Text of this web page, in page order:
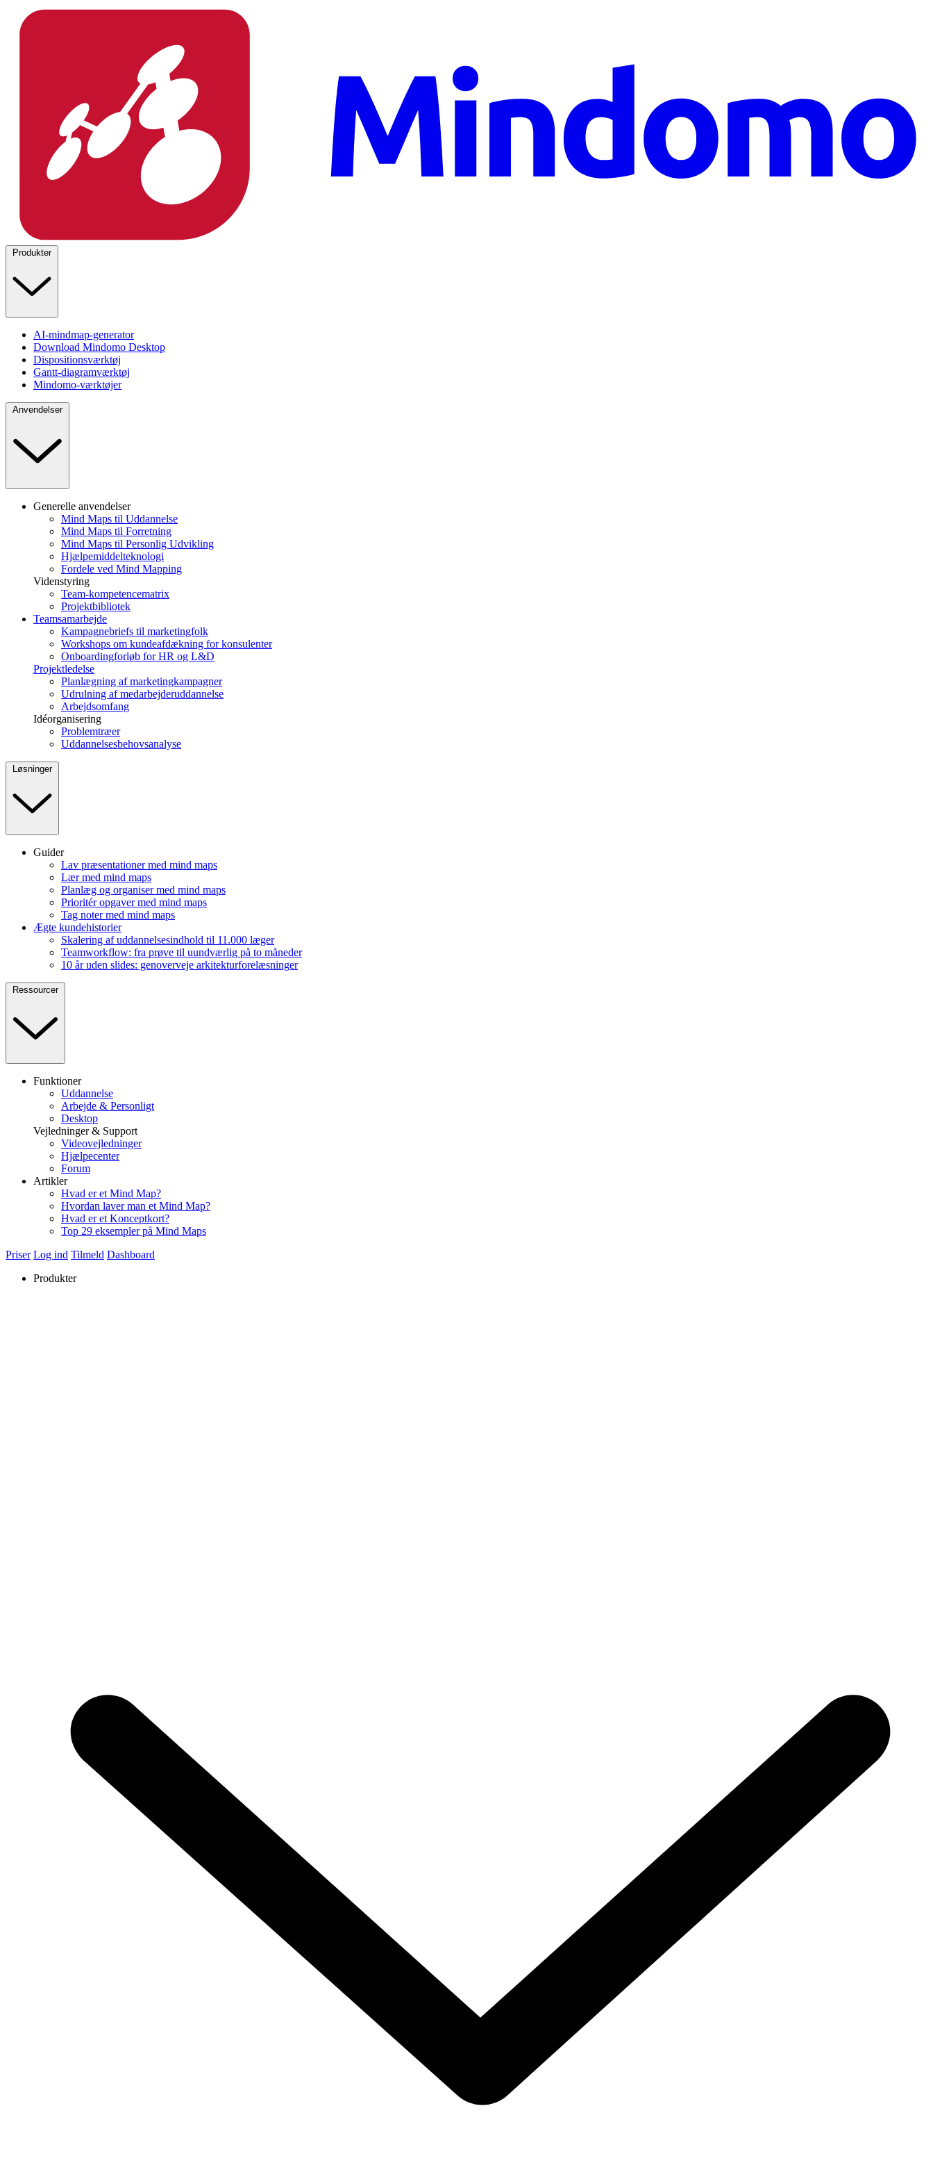
Produkter
AI-mindmap-generator
Download Mindomo Desktop
Dispositionsværktøj
Gantt-diagramværktøj
Mindomo-værktøjer
Anvendelser
Generelle anvendelser
Mind Maps til Uddannelse
Mind Maps til Forretning
Mind Maps til Personlig Udvikling
Hjælpemiddelteknologi
Fordele ved Mind Mapping
Videnstyring
Team-kompetencematrix
Projektbibliotek
Teamsamarbejde
Kampagnebriefs til marketingfolk
Workshops om kundeafdækning for konsulenter
Onboardingforløb for HR og L&D
Projektledelse
Planlægning af marketingkampagner
Udrulning af medarbejderuddannelse
Arbejdsomfang
Idéorganisering
Problemtræer
Uddannelsesbehovsanalyse
Løsninger
Guider
Lav præsentationer med mind maps
Lær med mind maps
Planlæg og organiser med mind maps
Prioritér opgaver med mind maps
Tag noter med mind maps
Ægte kundehistorier
Skalering af uddannelsesindhold til 11.000 læger
Teamworkflow: fra prøve til uundværlig på to måneder
10 år uden slides: genoverveje arkitekturforelæsninger
Ressourcer
Funktioner
Uddannelse
Arbejde & Personligt
Desktop
Vejledninger & Support
Videovejledninger
Hjælpecenter
Forum
Artikler
Hvad er et Mind Map?
Hvordan laver man et Mind Map?
Hvad er et Konceptkort?
Top 29 eksempler på Mind Maps
Priser Log ind Tilmeld Dashboard
Produkter